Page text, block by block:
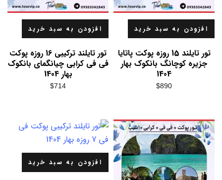
افزودن به سبد خرید
تور تایلند 15 روزه پوکت پاتایا
جزیره کوچانگ بانکوک بهار
1404
$890
افزودن به سبد خرید
تور تایلند ترکیبی 16 روزه پوکت
فی فی کرابی چیانگمای بانکوک
بهار 1404
$714
افزودن به سبد خرید